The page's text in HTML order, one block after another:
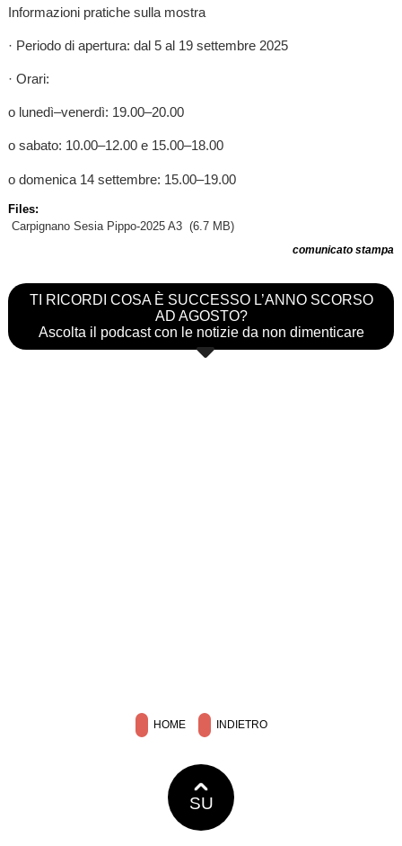
Informazioni pratiche sulla mostra
· Periodo di apertura: dal 5 al 19 settembre 2025
· Orari:
o lunedì–venerdì: 19.00–20.00
o sabato: 10.00–12.00 e 15.00–18.00
o domenica 14 settembre: 15.00–19.00
Files:
Carpignano Sesia Pippo-2025 A3 (6.7 MB)
comunicato stampa
TI RICORDI COSA È SUCCESSO L’ANNO SCORSO
AD AGOSTO?
Ascolta il podcast con le notizie da non dimenticare
HOME INDIETRO
SU